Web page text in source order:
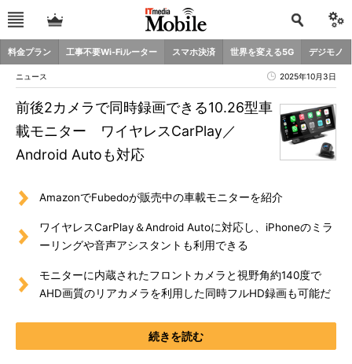
料金プラン 工事不要Wi-Fiルーター スマホ決済 世界を変える5G デジモノ
ニュース 2025年10月3日
前後2カメラで同時録画できる10.26型車
載モニター ワイヤレスCarPlay／
Android Autoも対応
AmazonでFubedoが販売中の車載モニターを紹介
ワイヤレスCarPlay＆Android Autoに対応し、iPhoneのミラ
ーリングや音声アシスタントも利用できる
モニターに内蔵されたフロントカメラと視野角約140度で
AHD画質のリアカメラを利用した同時フルHD録画も可能だ
続きを読む